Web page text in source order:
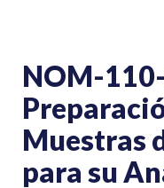
NOM-
Muestras
para su